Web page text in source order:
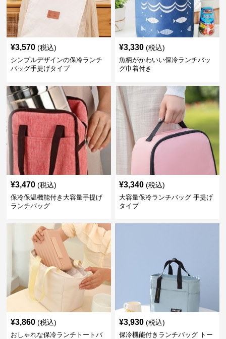
¥3,570 (税込)
シンプルデザインの保冷ランチ
バッグ手提げタイプ
¥3,330 (税込)
魚柄がかわいい保冷ランチバッ
グ巾着付き
¥3,470 (税込)
保冷保温機能付き大容量手提げ
ランチバッグ
¥3,340 (税込)
大容量保冷ランチバッグ 手提げ
タイプ
¥3,860 (税込)
おしゃれな保冷ランチトートバ
¥3,930 (税込)
保冷機能付きランチバッグ トー